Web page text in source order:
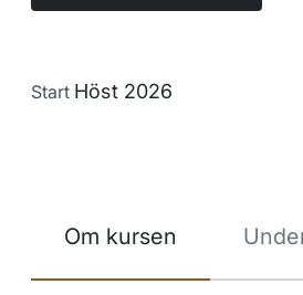
Start Höst 2026
Om kursen